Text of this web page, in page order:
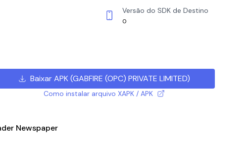
Versão do SDK de Destino
0
Baixar APK(GABFIRE (OPC) PRIVATE LIMITED)
Como instalar arquivo XAPK / APK
Newspaper